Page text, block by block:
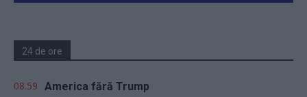
24 de ore
08.59 America fără Trump